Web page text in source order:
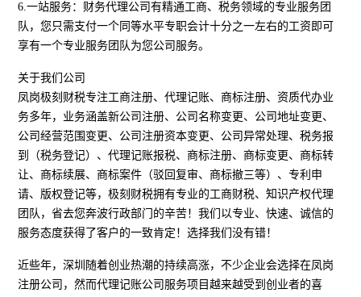
6.一站服务：财务代理公司有精通工商、税务领域的专业服务团
队，您只需支付一个同等水平专职会计十分之一左右的工资即可
享有一个专业服务团队为您公司服务。
关于我们公司
凤岗极刻财税专注工商注册、代理记账、商标注册、资质代办业
务多年，业务涵盖新公司注册、公司名称变更、公司地址变更、
公司经营范围变更、公司注册资本变更、公司异常处理、税务报
到（税务登记）、代理记账报税、商标注册、商标变更、商标转
让、商标续展、商标案件（驳回复审、商标撤三等）、专利申
请、版权登记等，极刻财税拥有专业的工商财税、知识产权代理
团队，省去您奔波行政部门的辛苦！我们以专业、快速、诚信的
服务态度获得了客户的一致肯定！选择我们没有错！
近些年，深圳随着创业热潮的持续高涨，不少企业会选择在凤岗
注册公司，然而代理记账公司服务项目越来越受到创业者的喜